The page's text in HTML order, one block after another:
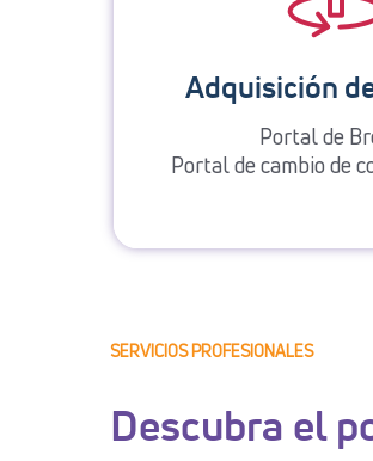
Adquisición
Portal de
Portal de cambio de
SERVICIOS PROFESIONALES
Descubra el